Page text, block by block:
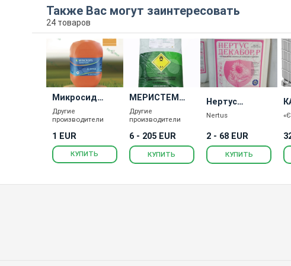
Также Вас могут заинтересовать
24 товаров
Микросид
Цинк Супер
Другие
производители
1 EUR
КУПИТЬ
МЕРИСТЕМ
ЛИКВИД
(MERISTEM
Другие
производители
6 - 205 EUR
КУПИТЬ
Нертус
Декабор
Nertus
2 - 68 EUR
КУПИТЬ